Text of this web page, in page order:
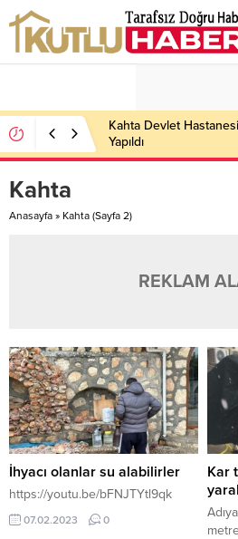
Kahta Devlet
Yapıldı
Kahta
Anasayfa » Kahta (Sayfa 2)
REKLAM
İhyacı olanlar su alabilirler
https://youtu.be/bFNJTYtl9qk
07.02.2023 0
Kar